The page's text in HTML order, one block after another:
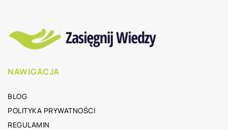
NAWIGACJA
BLOG
POLITYKA PRYWATNOŚCI
REGULAMIN